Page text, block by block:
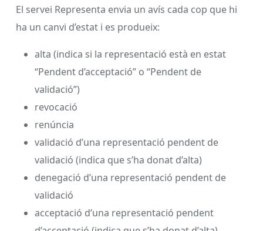
El servei Representa envia un avís cada cop que hi
ha un canvi d’estat i es produeix:
alta (indica si la representació està en estat
“Pendent d’acceptació” o “Pendent de
validació”)
revocació
renúncia
validació d’una representació pendent de
validació (indica que s’ha donat d’alta)
denegació d’una representació pendent de
validació
acceptació d’una representació pendent